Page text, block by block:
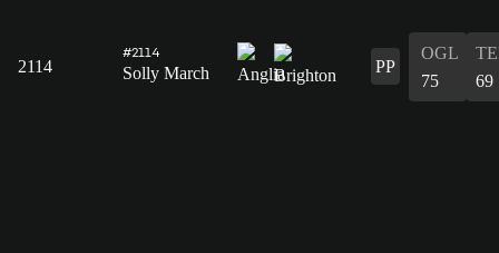
2114
#2114
Solly March PP
OGL
75
69